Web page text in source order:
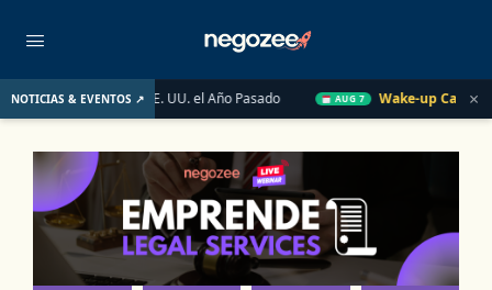
NOTICIAS & EVENTOS ↗
Inmobiliario de EE. UU. el Año Pasado AUG 7 Wake-up Call Friday
×